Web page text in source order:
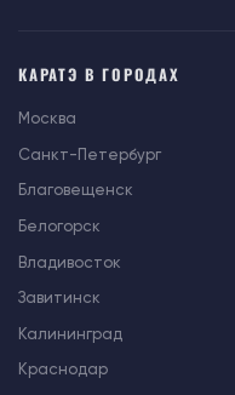
КАРАТЭ В ГОРОДАХ
Москва
Санкт-Петербург
Благовещенск
Белогорск
Владивосток
Завитинск
Калининград
Краснодар